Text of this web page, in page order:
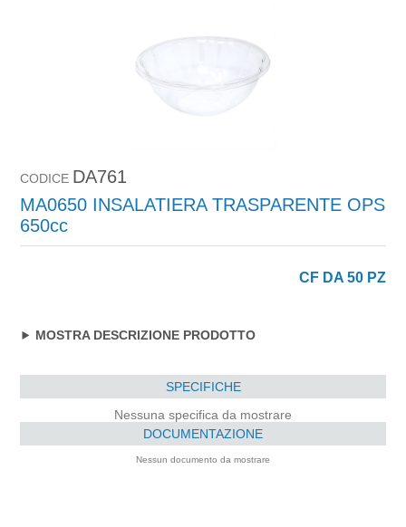
CODICE DA761
MA0650 INSALATIERA TRASPARENTE OPS
650cc
CF DA 50 PZ
MOSTRA DESCRIZIONE PRODOTTO
SPECIFICHE
Nessuna specifica da mostrare
DOCUMENTAZIONE
Nessun documento da mostrare